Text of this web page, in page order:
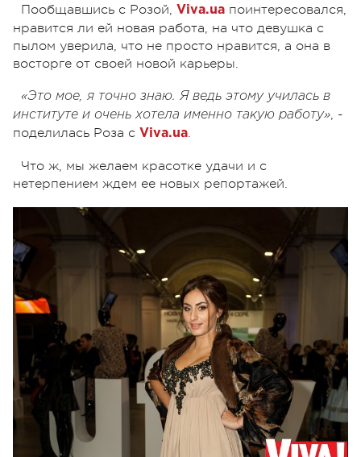
Пообщавшись с Розой, Viva.ua поинтересовался,
нравится ли ей новая работа, на что девушка с
пылом уверила, что не просто нравится, а она в
восторге от своей новой карьеры.
«Это мое, я точно знаю. Я ведь этому училась в
институте и очень хотела именно такую работу», -
поделилась Роза с Viva.ua.
Что ж, мы желаем красотке удачи и с
нетерпением ждем ее новых репортажей.